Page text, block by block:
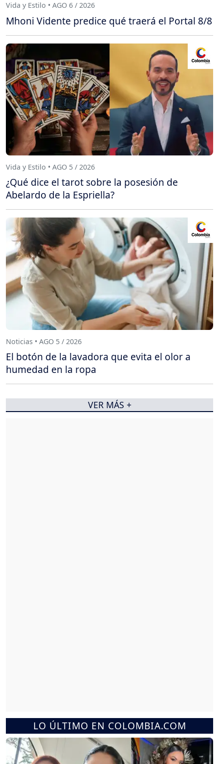
LO ÚLTIMO EN COLOMBIA.COM
Vida y Estilo • AGO 6 / 2026
Mhoni Vidente predice qué traerá el Portal 8/8
Vida y Estilo • AGO 5 / 2026
¿Qué dice el tarot sobre la posesión de
Abelardo de la Espriella?
Noticias • AGO 5 / 2026
El botón de la lavadora que evita el olor a
humedad en la ropa
VER MÁS +